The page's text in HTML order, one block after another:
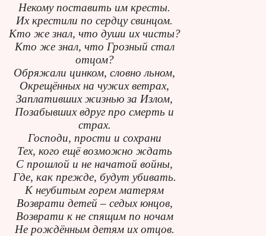
Некому поставить им кресты.
Их крестили по сердцу свинцом.
Кто же знал, что души их чисты?
Кто же знал, что Грозный стал
отцом?
Обряжали цинком, словно льном,
Окрещённых на чужих ветрах,
Заплативших жизнью за Излом,
Позабывших вдруг про смерть и
страх.
Господи, прости и сохрани
Тех, кого ещё возможно ждать
С прошлой и не начатой войны,
Где, как прежде, будут убивать.
К неубитым горем матерям
Возврати детей – седых юнцов,
Возврати к не спящим по ночам
Не рождённым детям их отцов.